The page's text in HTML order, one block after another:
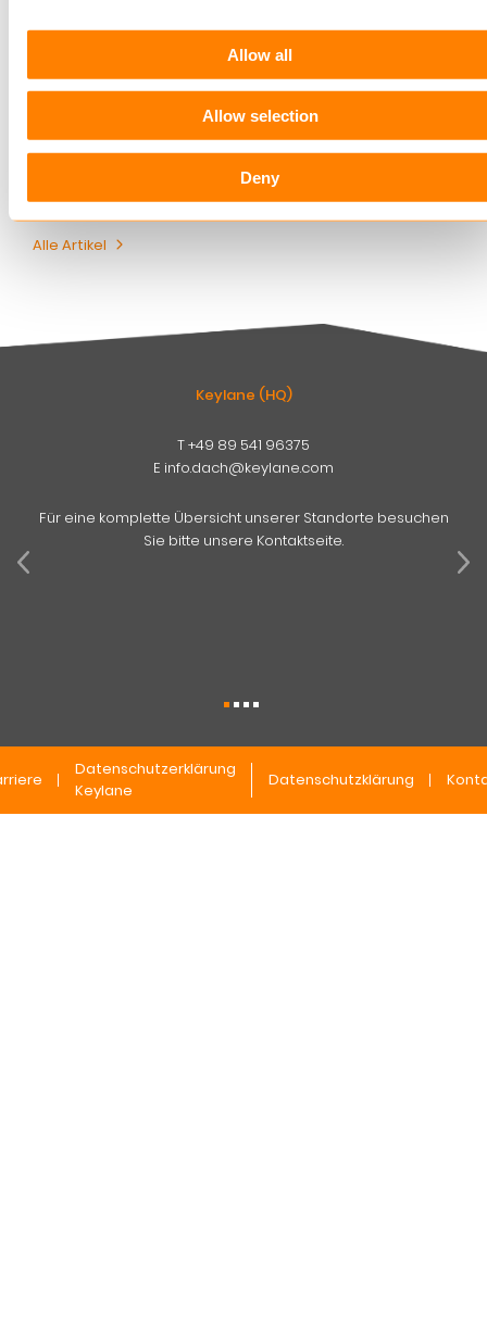
Allow all
Allow selection
Deny
4 AUGUST, 2026
Christian Bigatà verstärkt Keylane als Group CFO
Keylane ernennt Dennis Eisert zum VP Sales & Marketing
11 DEZEMBER, 2025
Alle Artikel
Keylane (HQ)
T+49 89 541 96375
E info.dach@keylane.com
Für eine komplette Übersicht unserer Standorte besuchen
Sie bitte unsere Kontaktseite.
Datenschutzerklärung
Keylane
Datenschutzklärung